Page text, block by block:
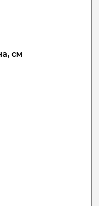
см